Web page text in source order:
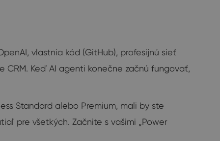
vlastnia kód (GitHub), profesijnú sieť
CRM. Keď AI agenti konečne začnú fungovať,
Standard alebo Premium, mali by ste
pre všetkých. Začnite s vašimi „Power